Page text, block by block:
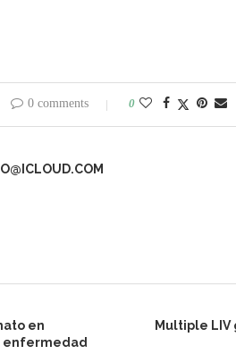
0 comments 0
en
enfermedad
Multiple LIV